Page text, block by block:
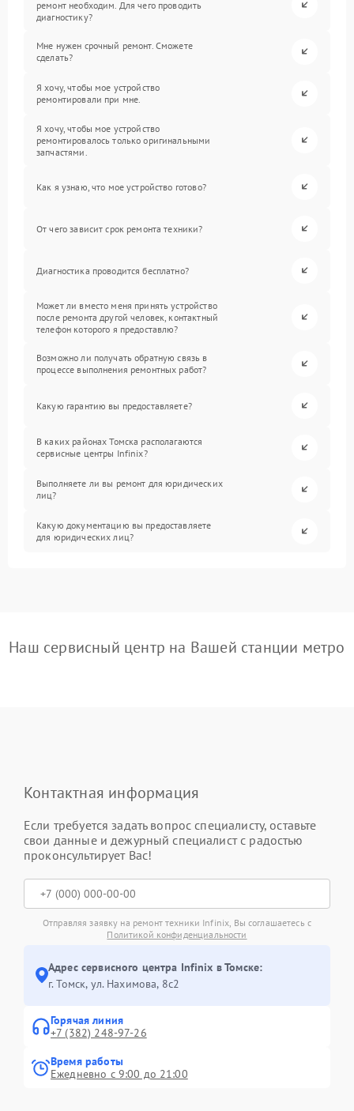
ремонт необходим. Для чего проводить
диагностику?
Мне нужен срочный ремонт. Сможете
сделать?
Я хочу, чтобы мое устройство
ремонтировали при мне.
Я хочу, чтобы мое устройство
ремонтировалось только оригинальными
запчастями.
Как я узнаю, что мое устройство готово?
От чего зависит срок ремонта техники?
Диагностика проводится бесплатно?
Может ли вместо меня принять устройство
после ремонта другой человек, контактный
телефон которого я предоставлю?
Возможно ли получать обратную связь в
процессе выполнения ремонтных работ?
Какую гарантию вы предоставляете?
В каких районах Томска располагаются
сервисные центры Infinix?
Выполняете ли вы ремонт для юридических
лиц?
Какую документацию вы предоставляете
для юридических лиц?
Наш сервисный центр на Вашей станции метро
Контактная информация
Если требуется задать вопрос специалисту, оставьте
свои данные и дежурный специалист с радостью
проконсультирует Вас!
Отправляя заявку на ремонт техники Infinix, Вы соглашаетесь с
Политикой конфиденциальности
Адрес сервисного центра Infinix в Томске:
г. Томск, ул. Нахимова, 8с2
Горячая линия
+7 (382) 248-97-26
Время работы
Ежедневно с 9:00 до 21:00